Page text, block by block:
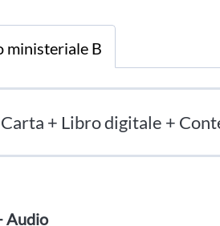
ministeriale B
Carta + Libro digitale +
Audio